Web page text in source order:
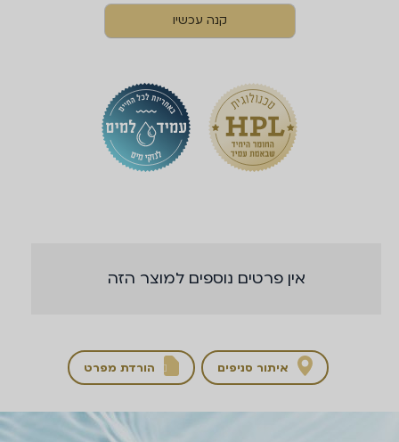
קנה עכשיו
אין פרטים נוספים למוצר הזה
איתור סניפים  הורדת מפרט